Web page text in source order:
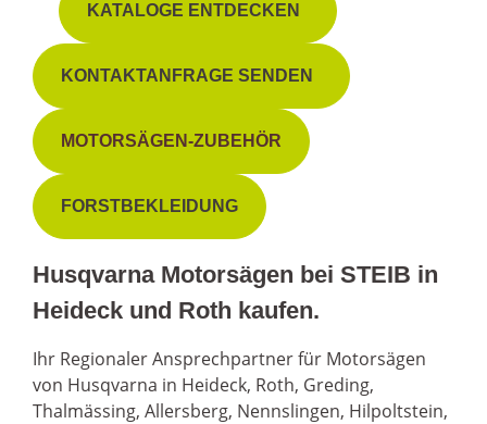
KATALOGE ENTDECKEN
KONTAKTANFRAGE SENDEN
MOTORSÄGEN-ZUBEHÖR
FORSTBEKLEIDUNG
Husqvarna Motorsägen bei STEIB in
Heideck und Roth kaufen.
Ihr Regionaler Ansprechpartner für Motorsägen
von Husqvarna in Heideck, Roth, Greding,
Thalmässing, Allersberg, Nennslingen, Hilpoltstein,